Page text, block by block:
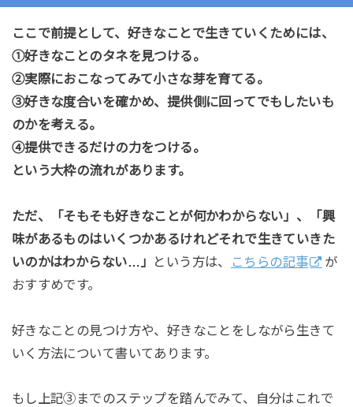
ここで前提として、好きなことで生きていくためには、
①好きなことのタネを見つける。
②実際におこなってみて小さな芽を育てる。
③好きな度合いを確かめ、提供側に回ってでもしたいも
のかを考える。
④提供できるだけの力をつける。
という大枠の流れがあります。
ただ、「そもそも好きなことが何かわからない」、「興
味があるものはいくつかあるけれどそれで生きていきた
いのかはわからない…」
という方は、 こちらの記事
が
おすすめです。
好きなことの見つけ方や、好きなことをしながら生きて
いく方法について書いてあります。
もし上記③までのステップを踏んでみて、自分はこれで